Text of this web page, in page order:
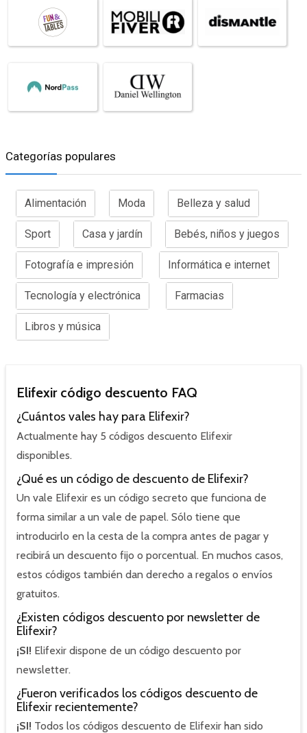
Categorías populares
Alimentación Moda Belleza y salud
Sport Casa y jardín Bebés, niños y juegos
Fotografía e impresión Informática e internet
Tecnología y electrónica Farmacias
Libros y música
Elifexir código descuento FAQ
¿Cuántos vales hay para Elifexir?
Actualmente hay 5 códigos descuento Elifexir
disponibles.
¿Qué es un código de descuento de Elifexir?
Un vale Elifexir es un código secreto que funciona de
forma similar a un vale de papel. Sólo tiene que
introducirlo en la cesta de la compra antes de pagar y
recibirá un descuento fijo o porcentual. En muchos casos,
estos códigos también dan derecho a regalos o envíos
gratuitos.
¿Existen códigos descuento por newsletter de
Elifexir?
¡SI! Elifexir dispone de un código descuento por
newsletter.
¿Fueron verificados los códigos descuento de
Elifexir recientemente?
¡SI! Todos los códigos descuento de Elifexir han sido